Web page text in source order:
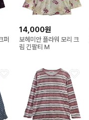
퍼
14,000원
보헤미안 플라워 모리 크
림 긴팔티 M